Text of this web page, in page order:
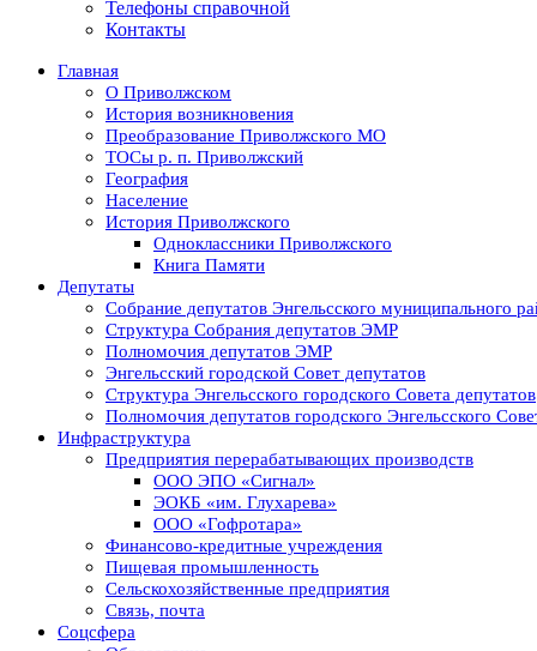
Телефоны справочной
Контакты
Главная
О Приволжском
История возникновения
Преобразование Приволжского МО
ТОСы р. п. Приволжский
География
Население
История Приволжского
Одноклассники Приволжского
Книга Памяти
Депутаты
Собрание депутатов Энгельсского муниципального
Структура Собрания депутатов ЭМР
Полномочия депутатов ЭМР
Энгельсский городской Совет депутатов
Структура Энгельсского городского Совета депутатов
Полномочия депутатов городского Энгельсского
Инфраструктура
Предприятия перерабатывающих производств
ООО ЭПО «Сигнал»
ЭОКБ «им. Глухарева»
ООО «Гофротара»
Финансово-кредитные учреждения
Пищевая промышленность
Сельскохозяйственные предприятия
Связь, почта
Соцсфера